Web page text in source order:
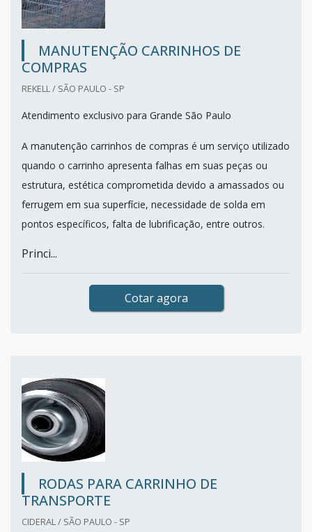
MANUTENÇÃO CARRINHOS DE
COMPRAS
REKELL / SÃO PAULO - SP
Atendimento exclusivo para Grande São Paulo
A manutenção carrinhos de compras é um serviço utilizado
quando o carrinho apresenta falhas em suas peças ou
estrutura, estética comprometida devido a amassados ou
ferrugem em sua superfície, necessidade de solda em
pontos específicos, falta de lubrificação, entre outros.
Princi...
Cotar agora
RODAS PARA CARRINHO DE
TRANSPORTE
CIDERAL / SÃO PAULO - SP